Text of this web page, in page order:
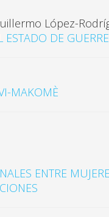
López-
DE
MAKOMÈ
ENTRE